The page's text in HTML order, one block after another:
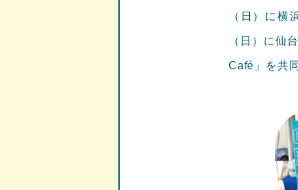
（日）に横
（日）に仙
Café」を共